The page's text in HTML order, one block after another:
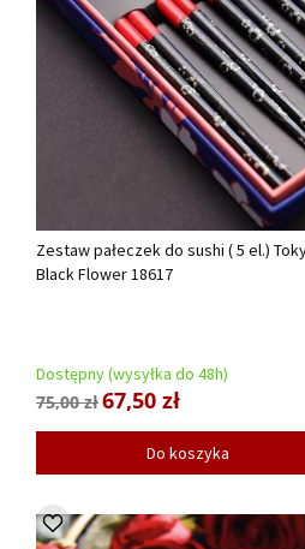
Zestaw pałeczek do sushi ( 5 el.)
Black Flower 18617
Dostępny (wysyłka do 48h)
75,00 zł67,50 zł
Do koszyka